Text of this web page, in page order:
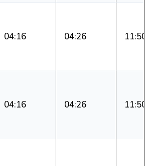
04:16 04:26 11:50
04:16 04:26 11:50